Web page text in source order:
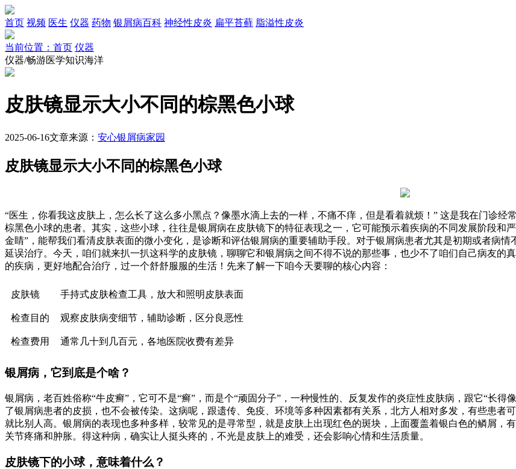
首页 视频 医生 仪器 药物 银屑病百科 神经性皮炎 扁平苔藓 脂溢性皮炎
当前位置：首页 仪器
仪器/畅游医学知识海洋
皮肤镜显示大小不同的棕黑色小球
2025-06-16文章来源： 安心银屑病家园
皮肤镜显示大小不同的棕黑色小球
“医生，你看我这皮肤上，怎么长了这么多小黑点？像墨水滴上去的一样，不痛不痒，但是看着就烦！” 这是我在门诊
棕黑色小球的患者。其实，这些小球，往往是银屑病在皮肤镜下的特征表现之一，它可能预示着疾病的不同发展阶段和
金睛”，能帮我们看清皮肤表面的微小变化，是诊断和评估银屑病的重要辅助手段。对于银屑病患者尤其是初期或者病
延误治疗。今天，咱们就来扒一扒这科学的皮肤镜，聊聊它和银屑病之间不得不说的那些事，也少不了咱们自己病友的
的疾病，更好地配合治疗，过一个舒舒服服的生活！先来了解一下咱今天要聊的核心内容：
皮肤镜 手持式皮肤检查工具，放大和照明皮肤表面
检查目的 观察皮肤病变细节，辅助诊断，区分良恶性
检查费用 通常几十到几百元，各地医院收费有差异
银屑病，它到底是个啥？
银屑病，老百姓俗称“牛皮癣”，它可不是“癣”，而是个“顽固分子”，一种慢性的、反复发作的炎症性皮肤病，跟它“长
了银屑病患者的皮损，也不会被传染。这病呢，跟遗传、免疫、环境等多种因素都有关系，北方人相对多发，有些患者
就比别人高。银屑病的表现也多种多样，较常见的是寻常型，就是皮肤上出现红色的斑块，上面覆盖着银白色的鳞屑，
关节疼痛和肿胀。得这种病，确实让人挺头疼的，不光是皮肤上的难受，还会影响心情和生活质量。
皮肤镜下的小球，意味着什么？